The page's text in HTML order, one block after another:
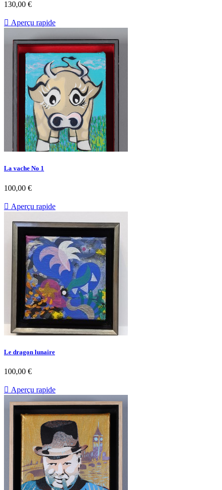
130,00 €
 Aperçu rapide
La vache No 1
100,00 €
 Aperçu rapide
Le dragon lunaire
100,00 €
 Aperçu rapide